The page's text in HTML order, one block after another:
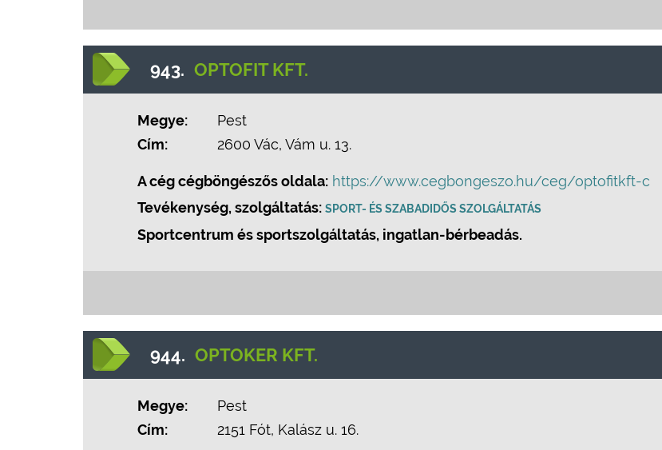
943. OPTOFIT KFT.
Megye:
Pest
Cím:
2600 Vác, Vám u. 13.
A cég cégböngészős oldala: https://www.cegbongeszo.hu/ceg/optofitkft-c
Tevékenység, szolgáltatás: SPORT- ÉS SZABADIDŐS SZOLGÁLTATÁS
Sportcentrum és sportszolgáltatás, ingatlan-bérbeadás.
944. OPTOKER KFT.
Megye:
Pest
Cím:
2151 Fót, Kalász u. 16.